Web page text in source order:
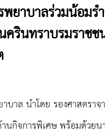
ยาบาลร่วมน้อม
รินทราบรมราช
บาล นำโดย รองศาสตรา
นกิจการพิเศษ พร้อมด้วย